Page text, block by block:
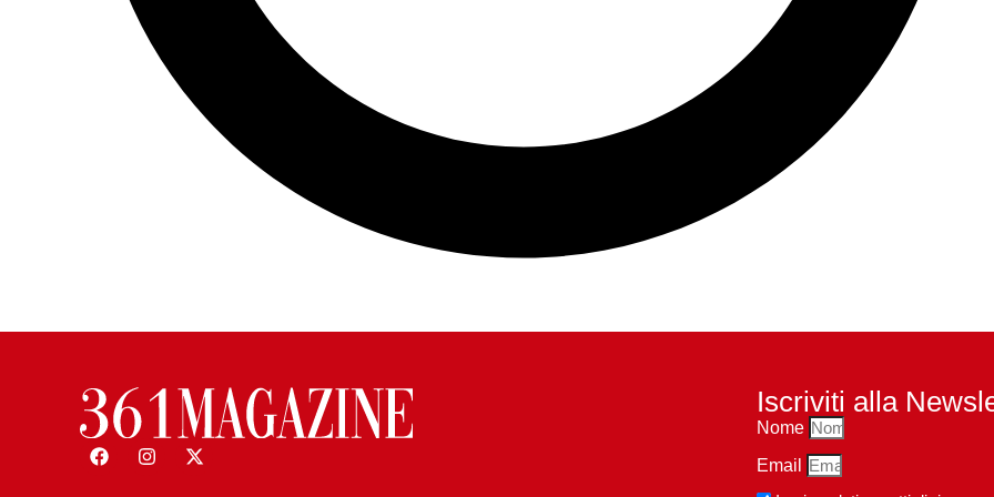
Iscriviti alla
Nome
Email